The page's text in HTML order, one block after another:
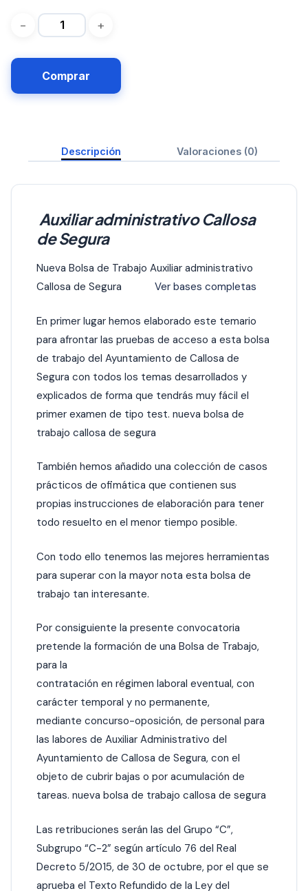
Comprar
Descripción Valoraciones (0)
Auxiliar administrativo Callosa
de Segura
Nueva Bolsa de Trabajo Auxiliar administrativo
Callosa de Segura Ver bases completas
En primer lugar hemos elaborado este temario
para afrontar las pruebas de acceso a esta bolsa
de trabajo del Ayuntamiento de Callosa de
Segura con todos los temas desarrollados y
explicados de forma que tendrás muy fácil el
primer examen de tipo test. nueva bolsa de
trabajo callosa de segura
También hemos añadido una colección de casos
prácticos de ofimática que contienen sus
propias instrucciones de elaboración para tener
todo resuelto en el menor tiempo posible.
Con todo ello tenemos las mejores herramientas
para superar con la mayor nota esta bolsa de
trabajo tan interesante.
Por consiguiente la presente convocatoria
pretende la formación de una Bolsa de Trabajo,
para la
contratación en régimen laboral eventual, con
carácter temporal y no permanente,
mediante concurso-oposición, de personal para
las labores de Auxiliar Administrativo del
Ayuntamiento de Callosa de Segura, con el
objeto de cubrir bajas o por acumulación de
tareas. nueva bolsa de trabajo callosa de segura
Las retribuciones serán las del Grupo “C”,
Subgrupo “C-2” según artículo 76 del Real
Decreto 5/2015, de 30 de octubre, por el que se
aprueba el Texto Refundido de la Ley del